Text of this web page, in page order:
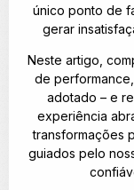
único ponto de
gerar
Neste artigo,
de
adotado – e
experiência
transformações
guiados pelo